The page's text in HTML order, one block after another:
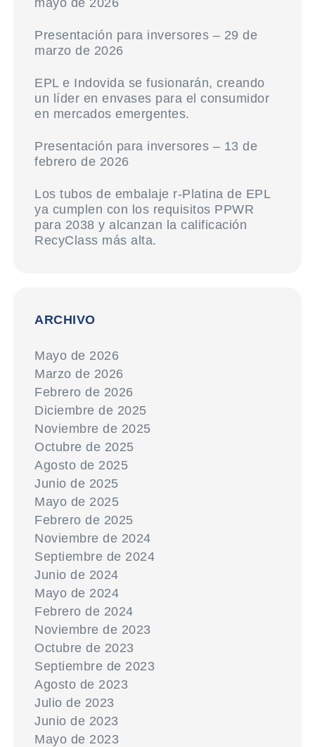
mayo de 2026
Presentación para inversores – 29 de
marzo de 2026
EPL e Indovida se fusionarán, creando
un líder en envases para el consumidor
en mercados emergentes.
Presentación para inversores – 13 de
febrero de 2026
Los tubos de embalaje r-Platina de EPL
ya cumplen con los requisitos PPWR
para 2038 y alcanzan la calificación
RecyClass más alta.
ARCHIVO
Mayo de 2026
Marzo de 2026
Febrero de 2026
Diciembre de 2025
Noviembre de 2025
Octubre de 2025
Agosto de 2025
Junio de 2025
Mayo de 2025
Febrero de 2025
Noviembre de 2024
Septiembre de 2024
Junio de 2024
Mayo de 2024
Febrero de 2024
Noviembre de 2023
Octubre de 2023
Septiembre de 2023
Agosto de 2023
Julio de 2023
Junio de 2023
Mayo de 2023